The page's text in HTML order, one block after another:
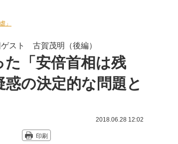
」
スト 古賀茂明（後編）
「安倍首相は残
の決定的な問題と
2018.06.28 12:02
印刷